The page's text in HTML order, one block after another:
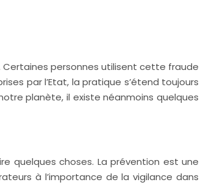
Certaines personnes utilisent cette fraude
par l’Etat, la pratique s’étend toujours
planète, il existe néanmoins quelques
quelques choses. La prévention est une
à l’importance de la vigilance dans